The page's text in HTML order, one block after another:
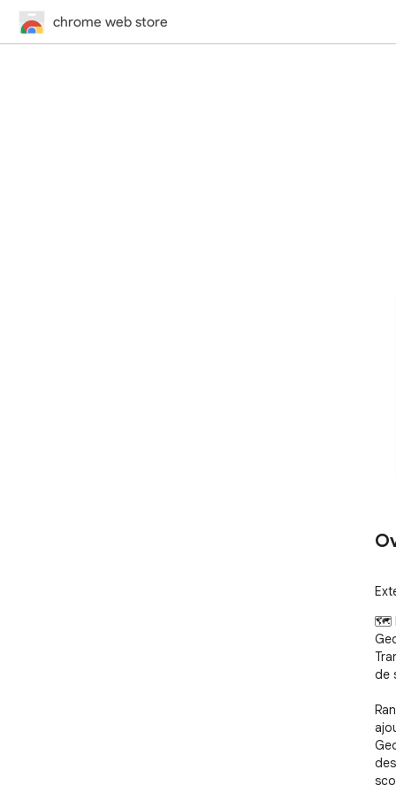
chrome web store
🗺️
de